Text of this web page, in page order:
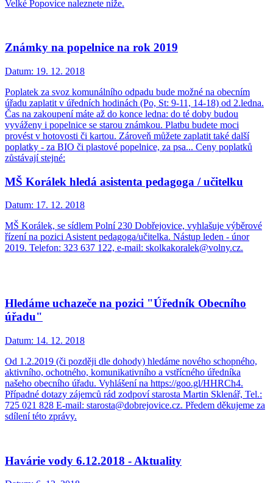
Velké Popovice naleznete níže.
Známky na popelnice na rok 2019
Datum: 19. 12. 2018
Poplatek za svoz komunálního odpadu bude možné na obecním
úřadu zaplatit v úředních hodinách (Po, St: 9-11, 14-18) od 2.ledna.
Čas na zakoupení máte až do konce ledna: do té doby budou
vyváženy i popelnice se starou známkou. Platbu budete moci
provést v hotovosti či kartou. Zároveň můžete zaplatit také další
poplatky - za BIO či plastové popelnice, za psa... Ceny poplatků
zůstávají stejné:
MŠ Korálek hledá asistenta pedagoga / učitelku
Datum: 17. 12. 2018
MŠ Korálek, se sídlem Polní 230 Dobřejovice, vyhlašuje výběrové
řízení na pozici Asistent pedagoga/učitelka. Nástup leden - únor
2019. Telefon: 323 637 122, e-mail: skolkakoralek@volny.cz.
Hledáme uchazeče na pozici "Úředník Obecního
úřadu"
Datum: 14. 12. 2018
Od 1.2.2019 (či později dle dohody) hledáme nového schopného,
aktivního, ochotného, komunikativního a vstřícného úředníka
našeho obecního úřadu. Vyhlášení na https://goo.gl/HHRCh4.
Případné dotazy zájemců rád zodpoví starosta Martin Sklenář, Tel.:
725 021 828 E-mail: starosta@dobrejovice.cz. Předem děkujeme za
sdílení této zprávy.
Havárie vody 6.12.2018 - Aktuality